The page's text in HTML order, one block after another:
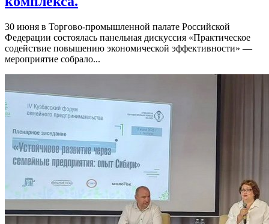
30 июня в Торгово-промышленной палате Российской
Федерации состоялась панельная дискуссия «Практическое
содействие повышению экономической эффективности» —
мероприятие собрало...